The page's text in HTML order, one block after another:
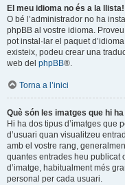
El meu idioma no és a la llista!
O bé l’administrador no ha
phpBB al vostre idioma.
pot instal·lar el paquet
existeix, podeu crear una
web del phpBB®.
Torna a l’inici
Què són les imatges que hi
Hi ha dos tipus d’imatges que
d’usuari quan visualitzeu
amb el vostre rang,
quantes entrades heu publicat
d’imatge, habitualment més
personal per cada usuari.